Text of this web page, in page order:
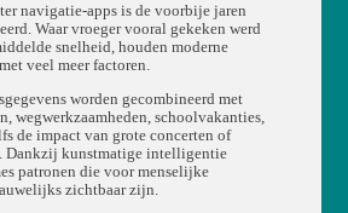
navigatie-apps is de voorbije jaren
Waar vroeger vooral gekeken werd
snelheid, houden moderne
veel meer factoren.
worden gecombineerd met
wegwerkzaamheden, schoolvakanties,
de impact van grote concerten of
Dankzij kunstmatige intelligentie
patronen die voor menselijke
zichtbaar zijn.